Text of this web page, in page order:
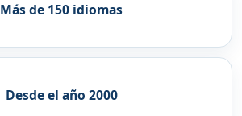
Más de 150 idiomas
Desde el año 2000